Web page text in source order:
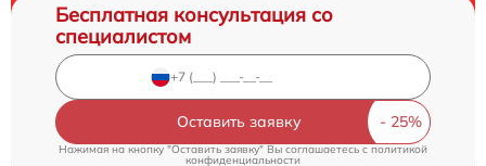
Бесплатная консультация со
специалистом
Оставить заявку
Нажимая на кнопку "Оставить заявку" Вы соглашаетесь cполитикой
конфиденциальности